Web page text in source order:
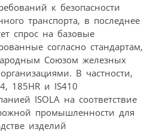
к безопасности
транспорта, в последнее
спрос на базовые
согласно стандартам,
Союзом железных
В частности,
185HR и IS410
ISOLA на соответствие
промышленности для
изделий